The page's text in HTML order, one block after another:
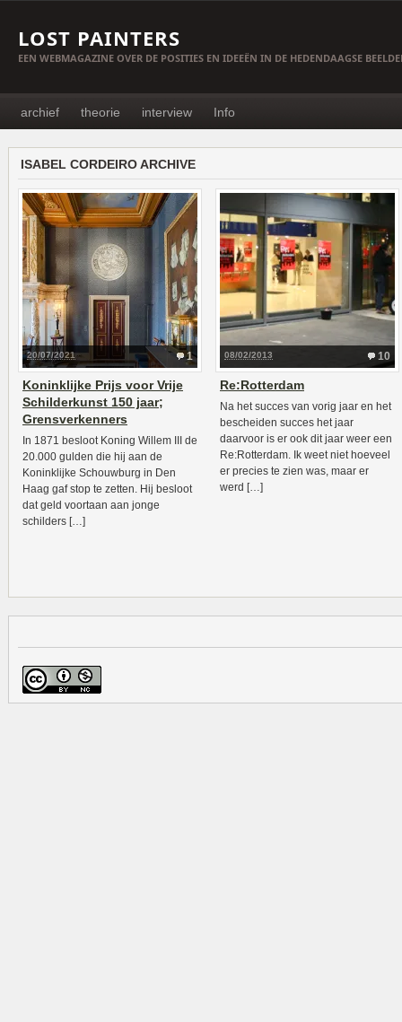
LOST PAINTERS
EEN WEBMAGAZINE OVER DE POSITIES EN IDEEËN IN DE HEDENDAAGSE
archief theorie interview Info
ISABEL CORDEIRO ARCHIVE
1
20/07/2021
Koninklijke Prijs voor Vrije
Schilderkunst 150 jaar;
Grensverkenners
In 1871 besloot Koning Willem III de
20.000 gulden die hij aan de
Koninklijke Schouwburg in Den
Haag gaf stop te zetten. Hij besloot
dat geld voortaan aan jonge
schilders […]
10
08/02/2013
Re:Rotterdam
Na het succes van vorig jaar en het
bescheiden succes het jaar
daarvoor is er ook dit jaar weer een
Re:Rotterdam. Ik weet niet hoeveel
er precies te zien was, maar er
werd […]